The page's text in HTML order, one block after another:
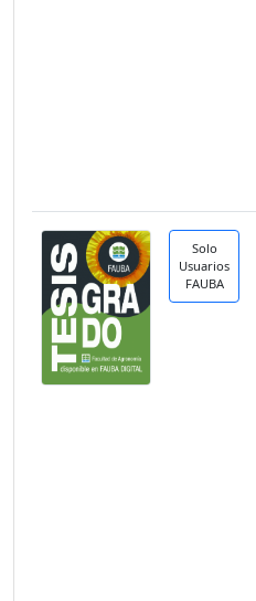
Solo
Usuarios
FAUBA